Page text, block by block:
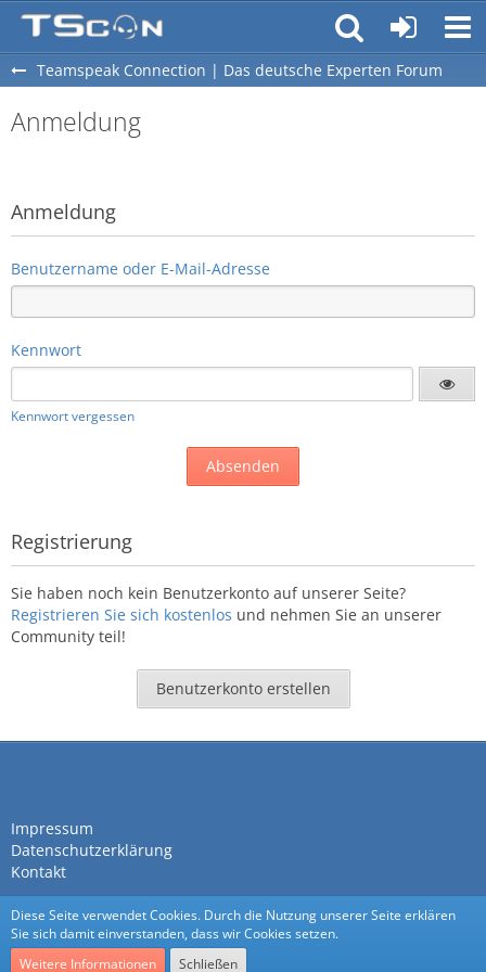
Teamspeak Connection | Das deutsche Experten Forum
Anmeldung
Anmeldung
Benutzername oder E-Mail-Adresse
Kennwort
Kennwort vergessen
Registrierung
Sie haben noch kein Benutzerkonto auf unserer Seite?
Registrieren Sie sich kostenlos und nehmen Sie an unserer
Community teil!
Benutzerkonto erstellen
Impressum
Datenschutzerklärung
Kontakt
Diese Seite verwendet Cookies. Durch die Nutzung unserer Seite erklären
Sie sich damit einverstanden, dass wir Cookies setzen.
Weitere Informationen
Schließen